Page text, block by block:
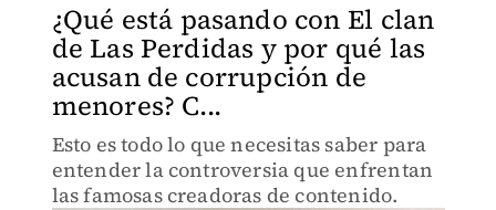
¿Qué está pasando con El clan
de Las Perdidas y por qué las
acusan de corrupción de
menores? C...
Esto es todo lo que necesitas saber para
entender la controversia que enfrentan
las famosas creadoras de contenido.